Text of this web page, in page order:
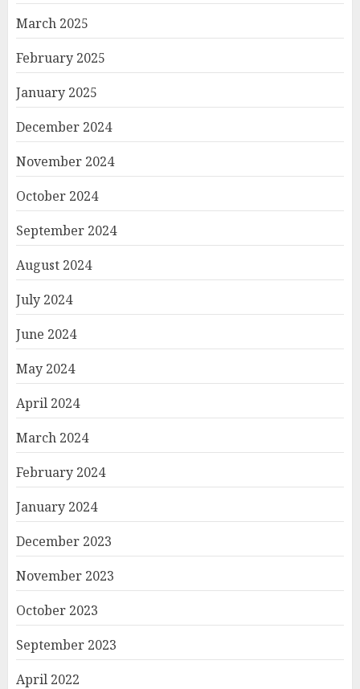
March 2025
February 2025
January 2025
December 2024
November 2024
October 2024
September 2024
August 2024
July 2024
June 2024
May 2024
April 2024
March 2024
February 2024
January 2024
December 2023
November 2023
October 2023
September 2023
April 2022